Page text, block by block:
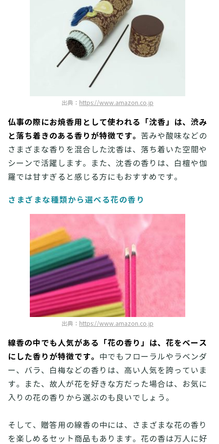
出典： https://www.amazon.co.jp
仏事の際にお焼香用として使われる「沈香」は、渋み
と落ち着きのある香りが特徴です。
苦みや酸味などの
さまざまな香りを混合した沈香は、落ち着いた空間や
シーンで活躍します。また、沈香の香りは、白檀や伽
羅では甘すぎると感じる方にもおすすめです。
さまざまな種類から選べる花の香り
出典： https://www.amazon.co.jp
線香の中でも人気がある「花の香り」は、花をベース
にした香りが特徴です。
中でもフローラルやラベンダ
ー、バラ、白梅などの香りは、高い人気を誇っていま
す。また、故人が花を好きな方だった場合は、お気に
入りの花の香りから選ぶのも良いでしょう。
そして、贈答用の線香の中には、さまざまな花の香り
を楽しめるセット商品もあります。花の香は万人に好